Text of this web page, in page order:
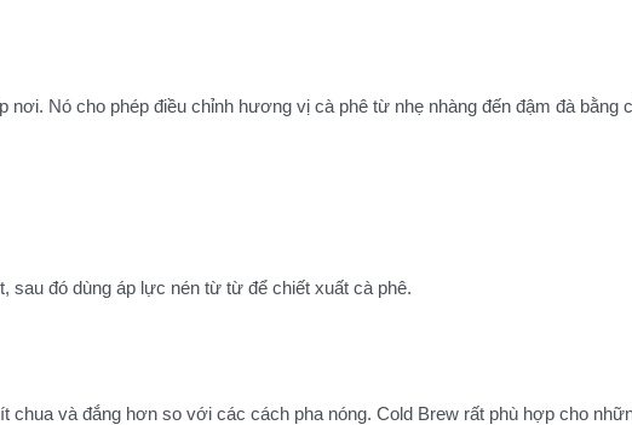
nơi. Nó cho phép điều chỉnh hương vị cà phê từ nhẹ nhàng đến đậm đà bằng
sau đó dùng áp lực nén từ từ để chiết xuất cà phê.
và đắng hơn so với các cách pha nóng. Cold Brew rất phù hợp cho